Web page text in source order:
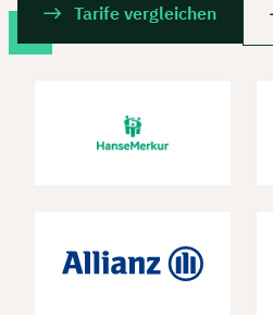
Tarife vergleichen